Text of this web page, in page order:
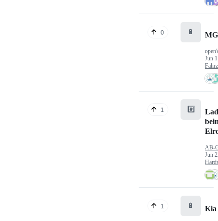
0 🔋
Jun
1 #️⃣
AB-
Jun
1 🔋 Kia